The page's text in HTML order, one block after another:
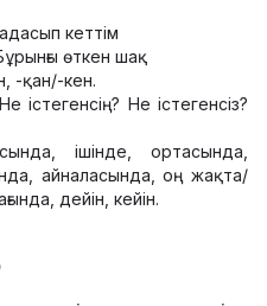
кеттім
өткен шақ
-қан/-кен.
істегенсің? Не істегенсіз?
ішінде, ортасында,
айналасында, оң жақта/
дейін, кейін.